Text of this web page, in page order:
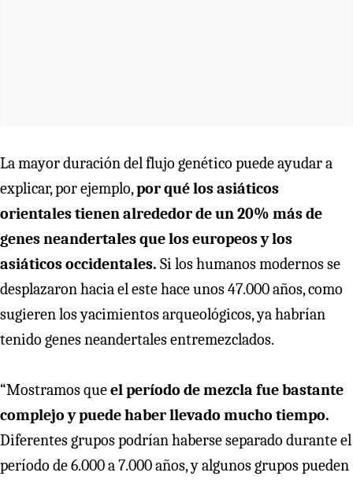
La mayor duración del flujo genético puede ayudar a
explicar, por ejemplo,por qué los asiáticos
orientales tienen alrededor de un 20% más de
genes neandertales que los europeos y los
asiáticos occidentales. Si los humanos modernos se
desplazaron hacia el este hace unos 47.000 años, como
sugieren los yacimientos arqueológicos, ya habrían
tenido genes neandertales entremezclados.
“Mostramos queel período de mezcla fue bastante
complejo y puede haber llevado mucho tiempo.
Diferentes grupos podrían haberse separado durante el
período de 6.000 a 7.000 años, y algunos grupos pueden